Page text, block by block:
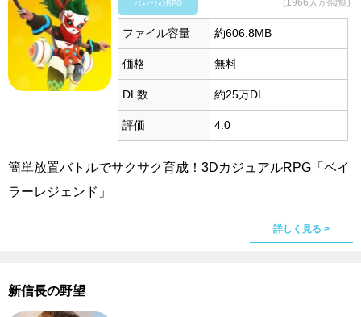
ｼﾐｭﾚｰｼｮﾝRPG (1966人が閲覧)
ファイル容量 約606.8MB
価格 無料
DL数 約25万DL
評価 4.0
簡単放置バトルでサクサク育成！3DカジュアルRPG「ベイ
ラーレジェンド」
詳しく見る >
新信長の野望